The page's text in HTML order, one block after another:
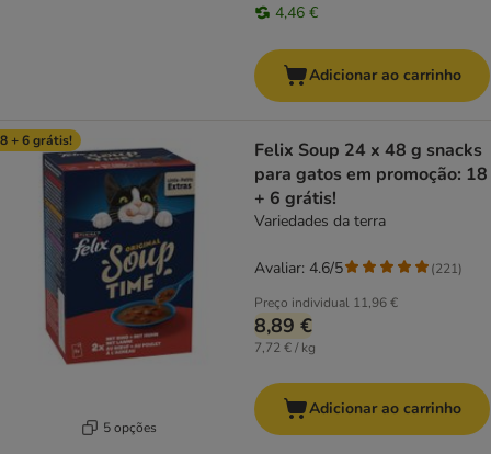
4,46 €
Adicionar ao carrinho
+ 6 grátis!
5 opções
Felix Soup 24 x 48 g snacks
para gatos em promoção: 18
+ 6 grátis!
Variedades da terra
Preço individual 11,96 €
8,89 €
7,72 € / kg
Avaliar: 4.6/5 (221)
Adicionar ao carrinho